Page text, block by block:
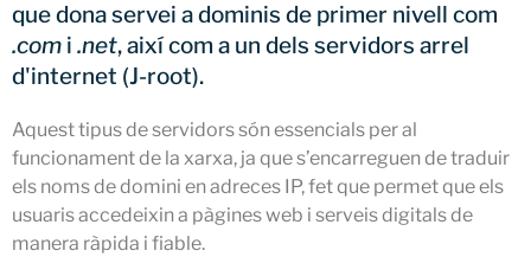
El CATNIX renova el servidor
arrel J de DNS
juliol 2026
juny 2026
abril 2026
que dona servei a dominis de primer nivell com
.com i .net, així com a un dels servidors arrel
d'internet (J-root).
Aquest tipus de servidors són essencials per al
funcionament de la xarxa, ja que s’encarreguen de traduir
els noms de domini en adreces IP, fet que permet que els
usuaris accedeixin a pàgines web i serveis digitals de
manera ràpida i fiable.